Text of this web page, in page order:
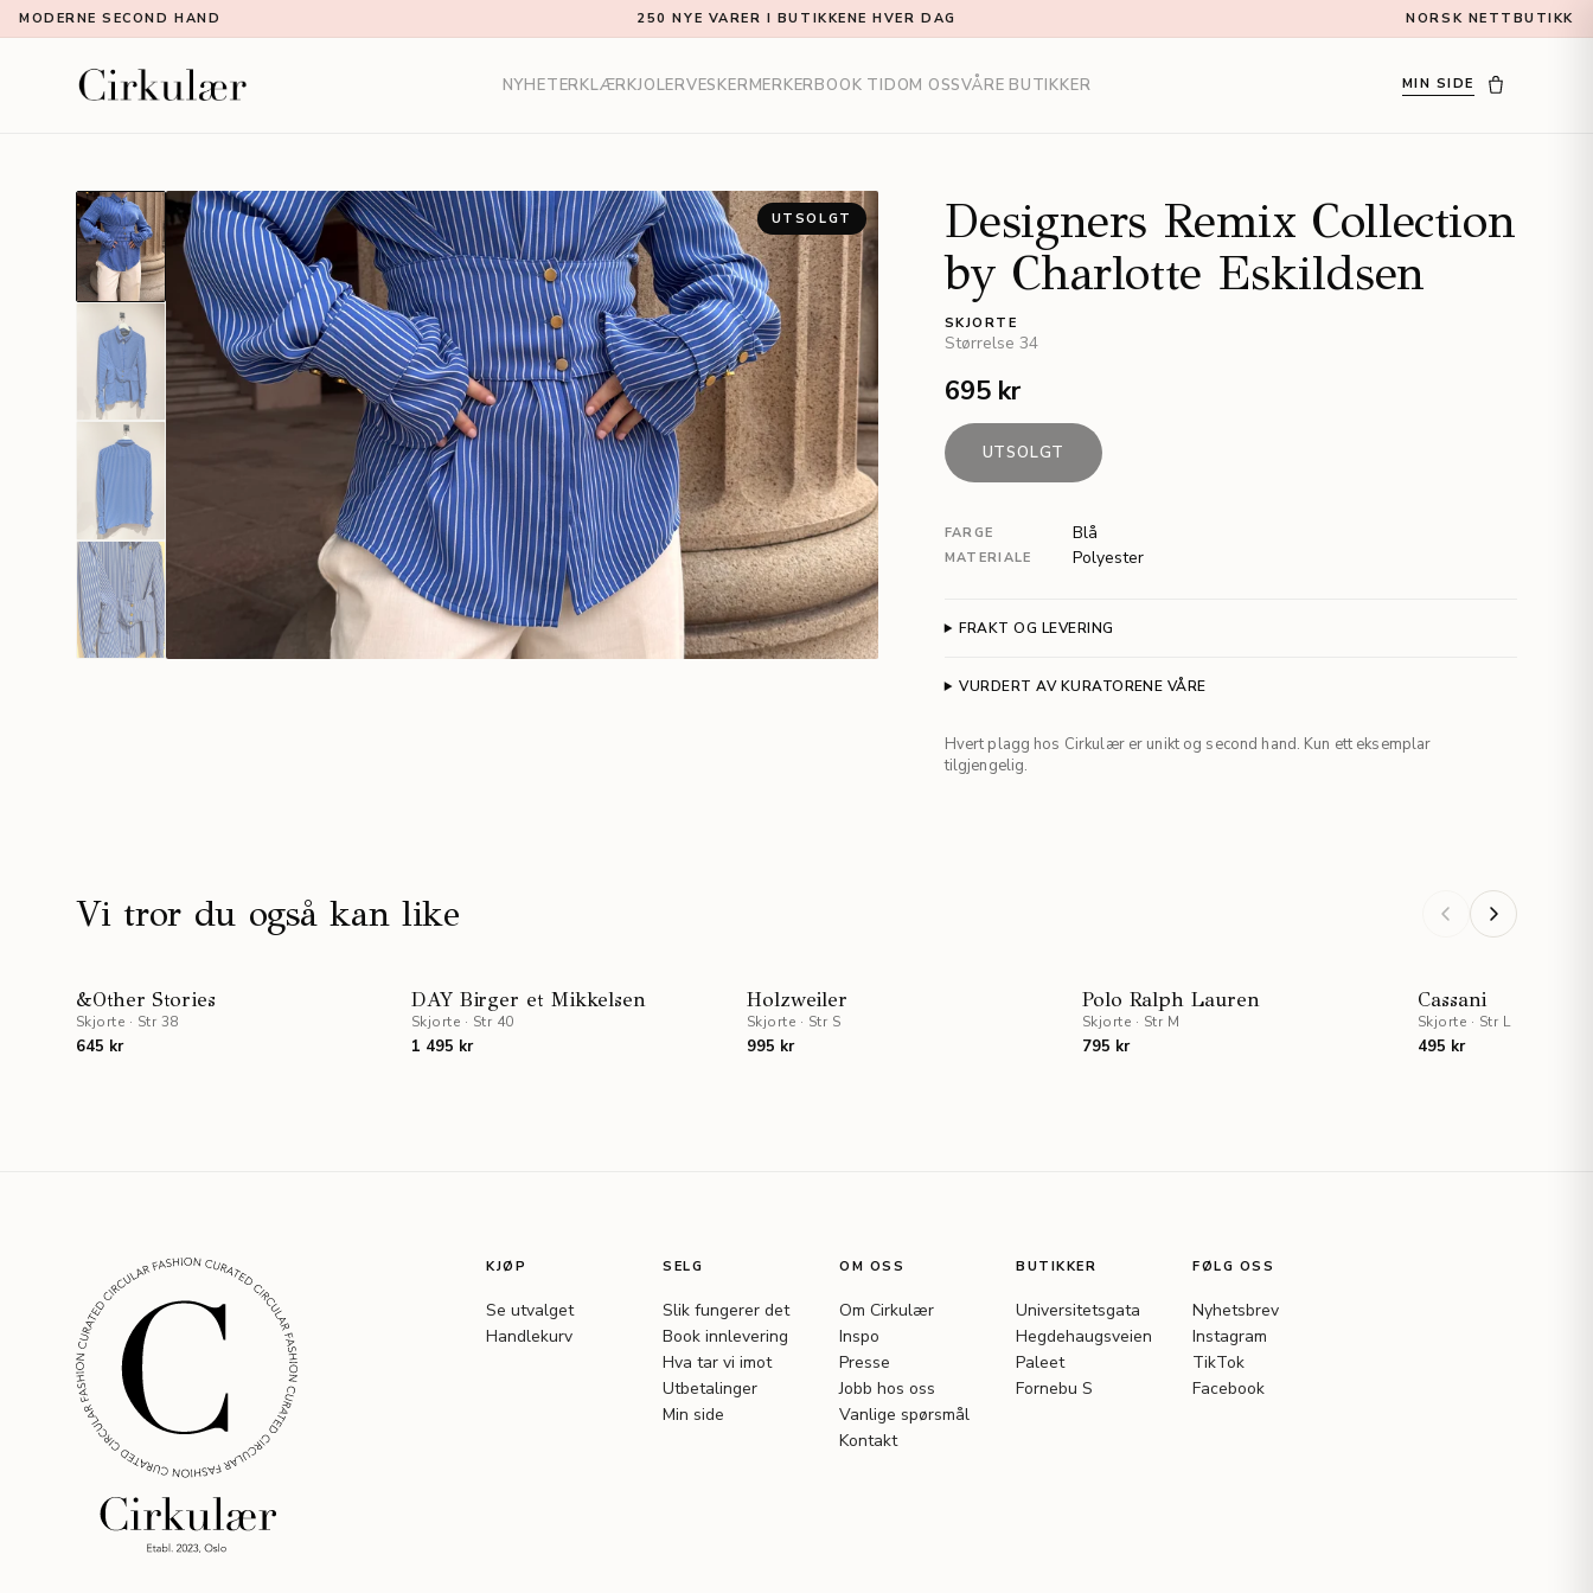
MODERNE SECOND HAND 250 NYE VARER I BUTIKKENE HVER DAG NORSK NETTBUTIKK
NYHETERKLÆRKJOLERVESKERMERKERBOOK TIDOM OSSVÅRE BUTIKKER MIN SIDE
UTSOLGT
Designers Remix Collection
by Charlotte Eskildsen
SKJORTE
Størrelse 34
695 kr
UTSOLGT
FARGE Blå
MATERIALE Polyester
FRAKT OG LEVERING
VURDERT AV KURATORENE VÅRE
Hvert plagg hos Cirkulær er unikt og second hand. Kun ett eksemplar
tilgjengelig.
Vi tror du også kan like
&Other Stories
Skjorte · Str 38
645 kr
DAY Birger et Mikkelsen
Skjorte · Str 40
1 495 kr
Holzweiler
Skjorte · Str S
995 kr
Polo Ralph Lauren
Skjorte · Str M
795 kr
Cassani
Skjorte · Str L
495 kr
KJØP
Se utvalget
Handlekurv
SELG
Slik fungerer det
Book innlevering
Hva tar vi imot
Utbetalinger
Min side
OM OSS
Om Cirkulær
Inspo
Presse
Jobb hos oss
Vanlige spørsmål
Kontakt
BUTIKKER
Universitetsgata
Hegdehaugsveien
Paleet
Fornebu S
FØLG OSS
Nyhetsbrev
Instagram
TikTok
Facebook